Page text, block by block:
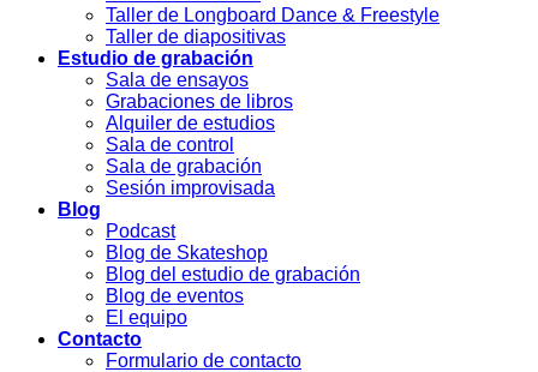
Taller de Longboard Dance & Freestyle
Taller de diapositivas
Estudio de grabación
Sala de ensayos
Grabaciones de libros
Alquiler de estudios
Sala de control
Sala de grabación
Sesión improvisada
Blog
Podcast
Blog de Skateshop
Blog del estudio de grabación
Blog de eventos
El equipo
Contacto
Formulario de contacto